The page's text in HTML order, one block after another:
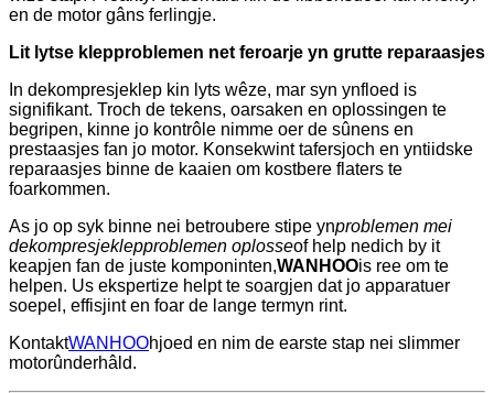
en de motor gâns ferlingje.
Lit lytse klepproblemen net feroarje yn grutte reparaasjes
In dekompresjeklep kin lyts wêze, mar syn ynfloed is
signifikant. Troch de tekens, oarsaken en oplossingen te
begripen, kinne jo kontrôle nimme oer de sûnens en
prestaasjes fan jo motor. Konsekwint tafersjoch en yntiidske
reparaasjes binne de kaaien om kostbere flaters te
foarkommen.
As jo ​​​​op syk binne nei betroubere stipe ynproblemen mei
dekompresjeklepproblemen oplosseof help nedich by it
keapjen fan de juste komponinten,WANHOOis ree om te
helpen. Us ekspertize helpt te soargjen dat jo apparatuer
soepel, effisjint en foar de lange termyn rint.
KontaktWANHOOhjoed en nim de earste stap nei slimmer
motorûnderhâld.